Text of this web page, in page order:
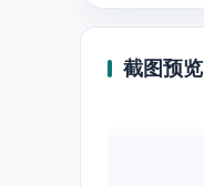
截图预览